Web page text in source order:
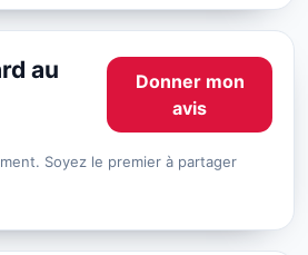
au
Donner mon
avis
Soyez le premier à partager